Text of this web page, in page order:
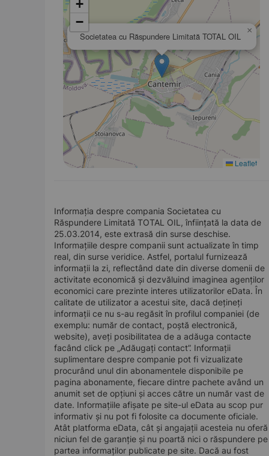
Societatea cu Răspundere Limitată TOTAL OIL
×
+
−
Leaflet
Informația despre compania Societatea cu
Răspundere Limitată TOTAL OIL, înființată la data de
25.03.2014, este extrasă din surse deschise.
Informațiile despre companii sunt actualizate în timp
real, din surse veridice. Astfel, portalul furnizează
informații la zi, reflectând date din diverse domenii de
activitate economică și dezvăluind imaginea agenților
economici care prezinte interes utilizatorilor eData. În
calitate de utilizator a acestui site, dacă dețineți
informații ce nu s-au regăsit în profilul companiei (de
exemplu: număr de contact, poștă electronică,
website), aveți posibilitatea de a adăuga contacte
facând click pe „Adăugați contact”. Informații
suplimentare despre companie pot fi vizualizate
procurând unul din abonamentele disponibile pe
pagina abonamente, fiecare dintre pachete având un
anumit set de opțiuni și acces către un număr vast de
date. Informațiile afișate pe site-ul eData au scop pur
informativ și nu pot fi folosite ca documente oficiale.
Atât platforma eData, cât și angajații acesteia nu oferă
niciun fel de garanție și nu poartă nici o răspundere pe
partea informaților publicate pe site. Dacă au fost